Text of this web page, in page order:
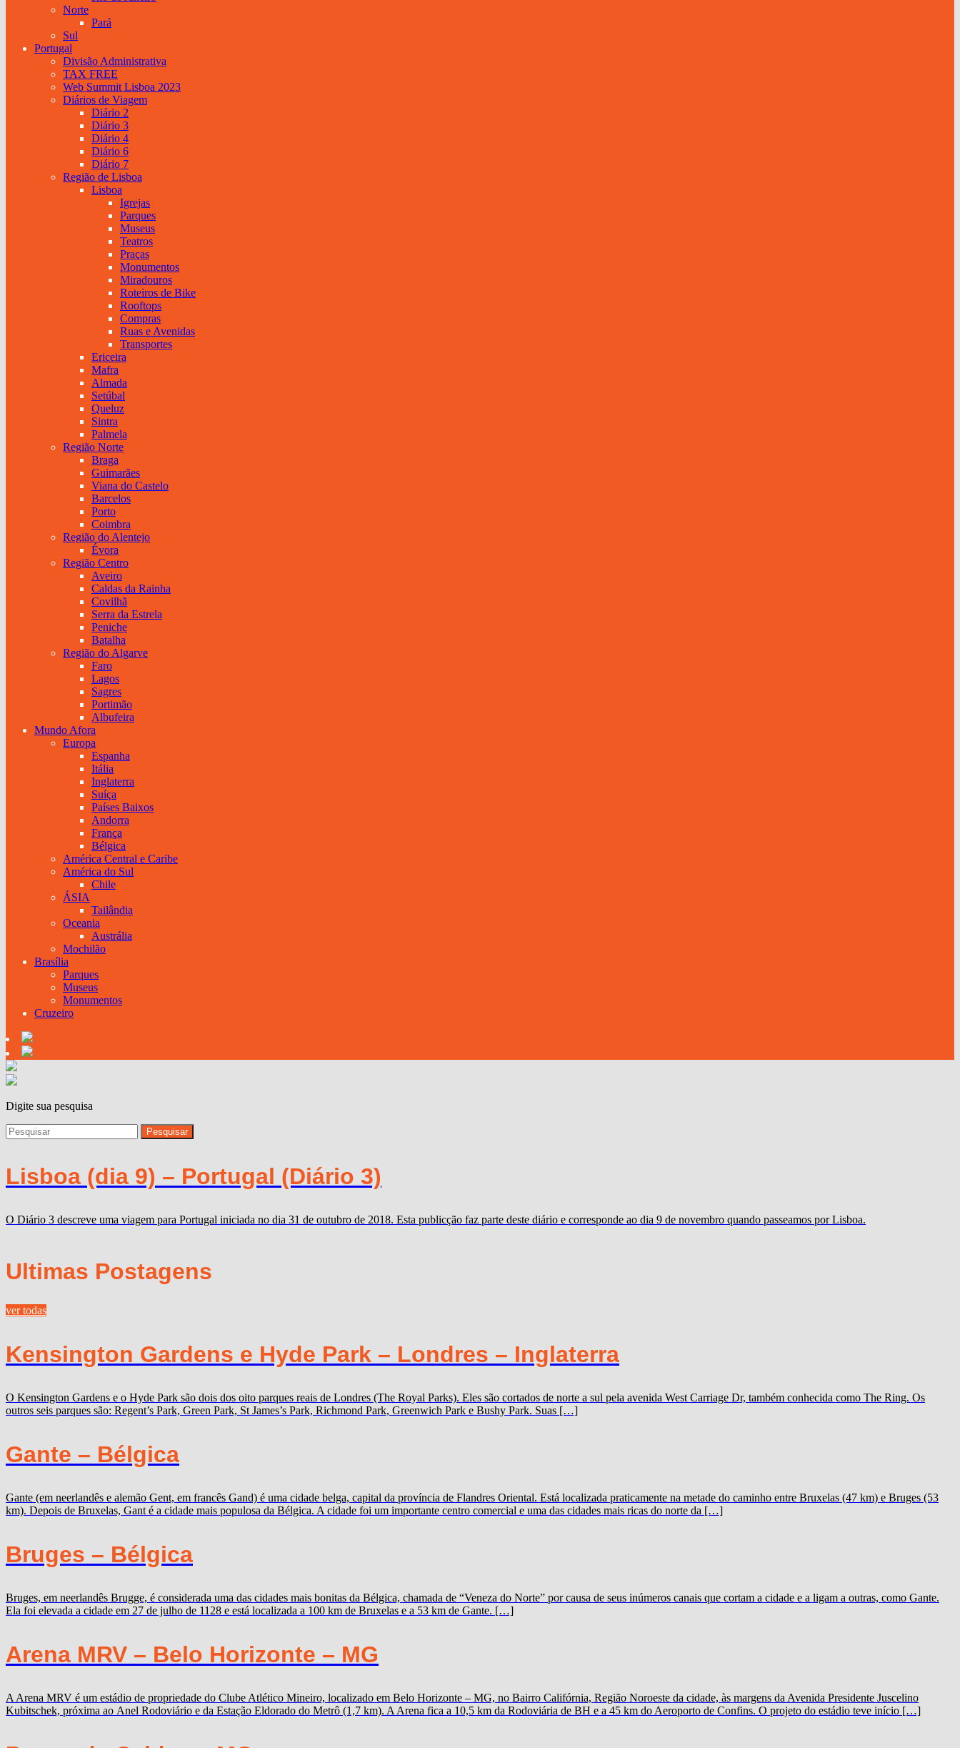
Norte
Pará
Sul
Portugal
Divisão Administrativa
TAX FREE
Web Summit Lisboa 2023
Diários de Viagem
Diário 2
Diário 3
Diário 4
Diário 6
Diário 7
Região de Lisboa
Lisboa
Igrejas
Parques
Museus
Teatros
Praças
Monumentos
Miradouros
Roteiros de Bike
Rooftops
Compras
Ruas e Avenidas
Transportes
Ericeira
Mafra
Almada
Setúbal
Queluz
Sintra
Palmela
Região Norte
Braga
Guimarães
Viana do Castelo
Barcelos
Porto
Coimbra
Região do Alentejo
Évora
Região Centro
Aveiro
Caldas da Rainha
Covilhã
Serra da Estrela
Peniche
Batalha
Região do Algarve
Faro
Lagos
Sagres
Portimão
Albufeira
Mundo Afora
Europa
Espanha
Itália
Inglaterra
Suíça
Países Baixos
Andorra
França
Bélgica
América Central e Caribe
América do Sul
Chile
ÁSIA
Tailândia
Oceania
Austrália
Mochilão
Brasília
Parques
Museus
Monumentos
Cruzeiro
Digite sua pesquisa
Lisboa (dia 9) – Portugal (Diário 3)
O Diário 3 descreve uma viagem para Portugal iniciada no dia 31 de outubro de 2018. Esta publicção faz parte deste diário e corresponde ao dia 9 de novembro quando passeamos por Lisboa.
Ultimas Postagens
ver todas
Kensington Gardens e Hyde Park – Londres – Inglaterra
O Kensington Gardens e o Hyde Park são dois dos oito parques reais de Londres (The Royal Parks). Eles são cortados de norte a sul pela avenida West Carriage Dr, também conhecida como The Ring. Os
outros seis parques são: Regent’s Park, Green Park, St James’s Park, Richmond Park, Greenwich Park e Bushy Park. Suas […]
Gante – Bélgica
Gante (em neerlandês e alemão Gent, em francês Gand) é uma cidade belga, capital da província de Flandres Oriental. Está localizada praticamente na metade do caminho entre Bruxelas (47 km) e Bruges (53
km). Depois de Bruxelas, Gant é a cidade mais populosa da Bélgica. A cidade foi um importante centro comercial e uma das cidades mais ricas do norte da […]
Bruges – Bélgica
Bruges, em neerlandês Brugge, é considerada uma das cidades mais bonitas da Bélgica, chamada de “Veneza do Norte” por causa de seus inúmeros canais que cortam a cidade e a ligam a outras, como Gante.
Ela foi elevada a cidade em 27 de julho de 1128 e está localizada a 100 km de Bruxelas e a 53 km de Gante. […]
Arena MRV – Belo Horizonte – MG
A Arena MRV é um estádio de propriedade do Clube Atlético Mineiro, localizado em Belo Horizonte – MG, no Bairro Califórnia, Região Noroeste da cidade, às margens da Avenida Presidente Juscelino
Kubitschek, próxima ao Anel Rodoviário e da Estação Eldorado do Metrô (1,7 km). A Arena fica a 10,5 km da Rodoviária de BH e a 45 km do Aeroporto de Confins. O projeto do estádio teve início […]